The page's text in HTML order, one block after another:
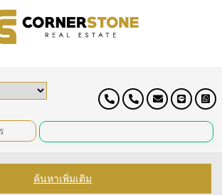
ค้นหาเพิ่มเติม